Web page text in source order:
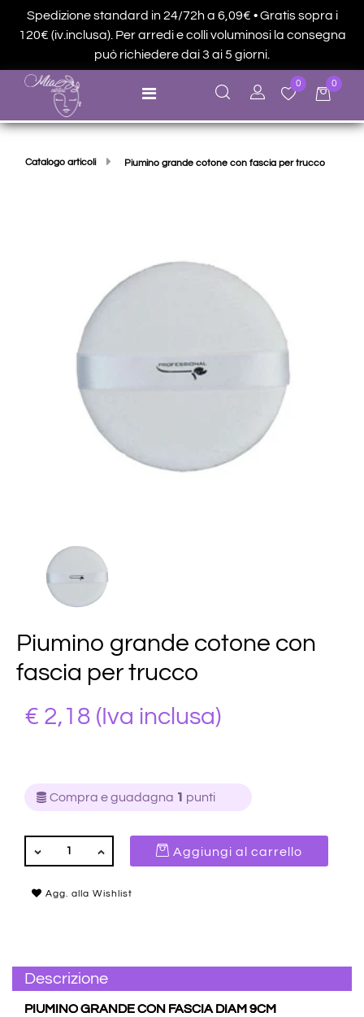
Spedizione standard in 24/72h a 6,09€ • Gratis sopra i
120€ (iv.inclusa). Per arredi e colli voluminosi la consegna
può richiedere dai 3 ai 5 giorni.
Open menu
0 0
Catalogo articoli Piumino grande cotone con fascia per trucco
Piumino grande cotone con
fascia per trucco
€ 2,18 (Iva inclusa)
Compra e guadagna 1 punti
QUANTITÀ
Aggiungi al carrello
Agg. alla Wishlist
Descrizione
PIUMINO GRANDE CON FASCIA DIAM 9CM